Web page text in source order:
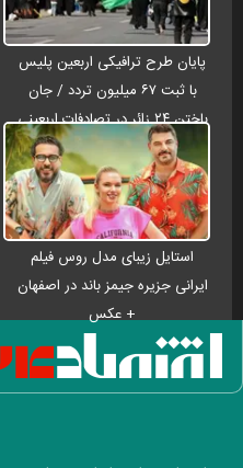
پایان طرح ترافیکی اربعین پلیس
با ثبت ۶۷ میلیون تردد / جان
باختن ۲۴ زائر در تصادفات اربعینی
استایل زیبای مدل روس فیلم
ایرانی جزیره جیمز باند در اصفهان
+ عکس